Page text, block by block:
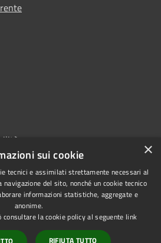
Copyright © 2025 Comune di
Ariano Irpino
Powered byMunicipium
×
sui cookie
tecnici e assimilati strettamente necessari al
del sito, nonché un cookie tecnico
informazioni statistiche, aggregate e
anonime.
la cookie policy al seguente link
RIFIUTA TUTTO